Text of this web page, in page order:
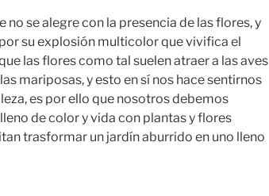
no se alegre con la presencia de las flores, y
su explosión multicolor que vivifica el
las flores como tal suelen atraer a las aves
mariposas, y esto en sí nos hace sentirnos
es por ello que nosotros debemos
de color y vida con plantas y flores
trasformar un jardín aburrido en uno lleno